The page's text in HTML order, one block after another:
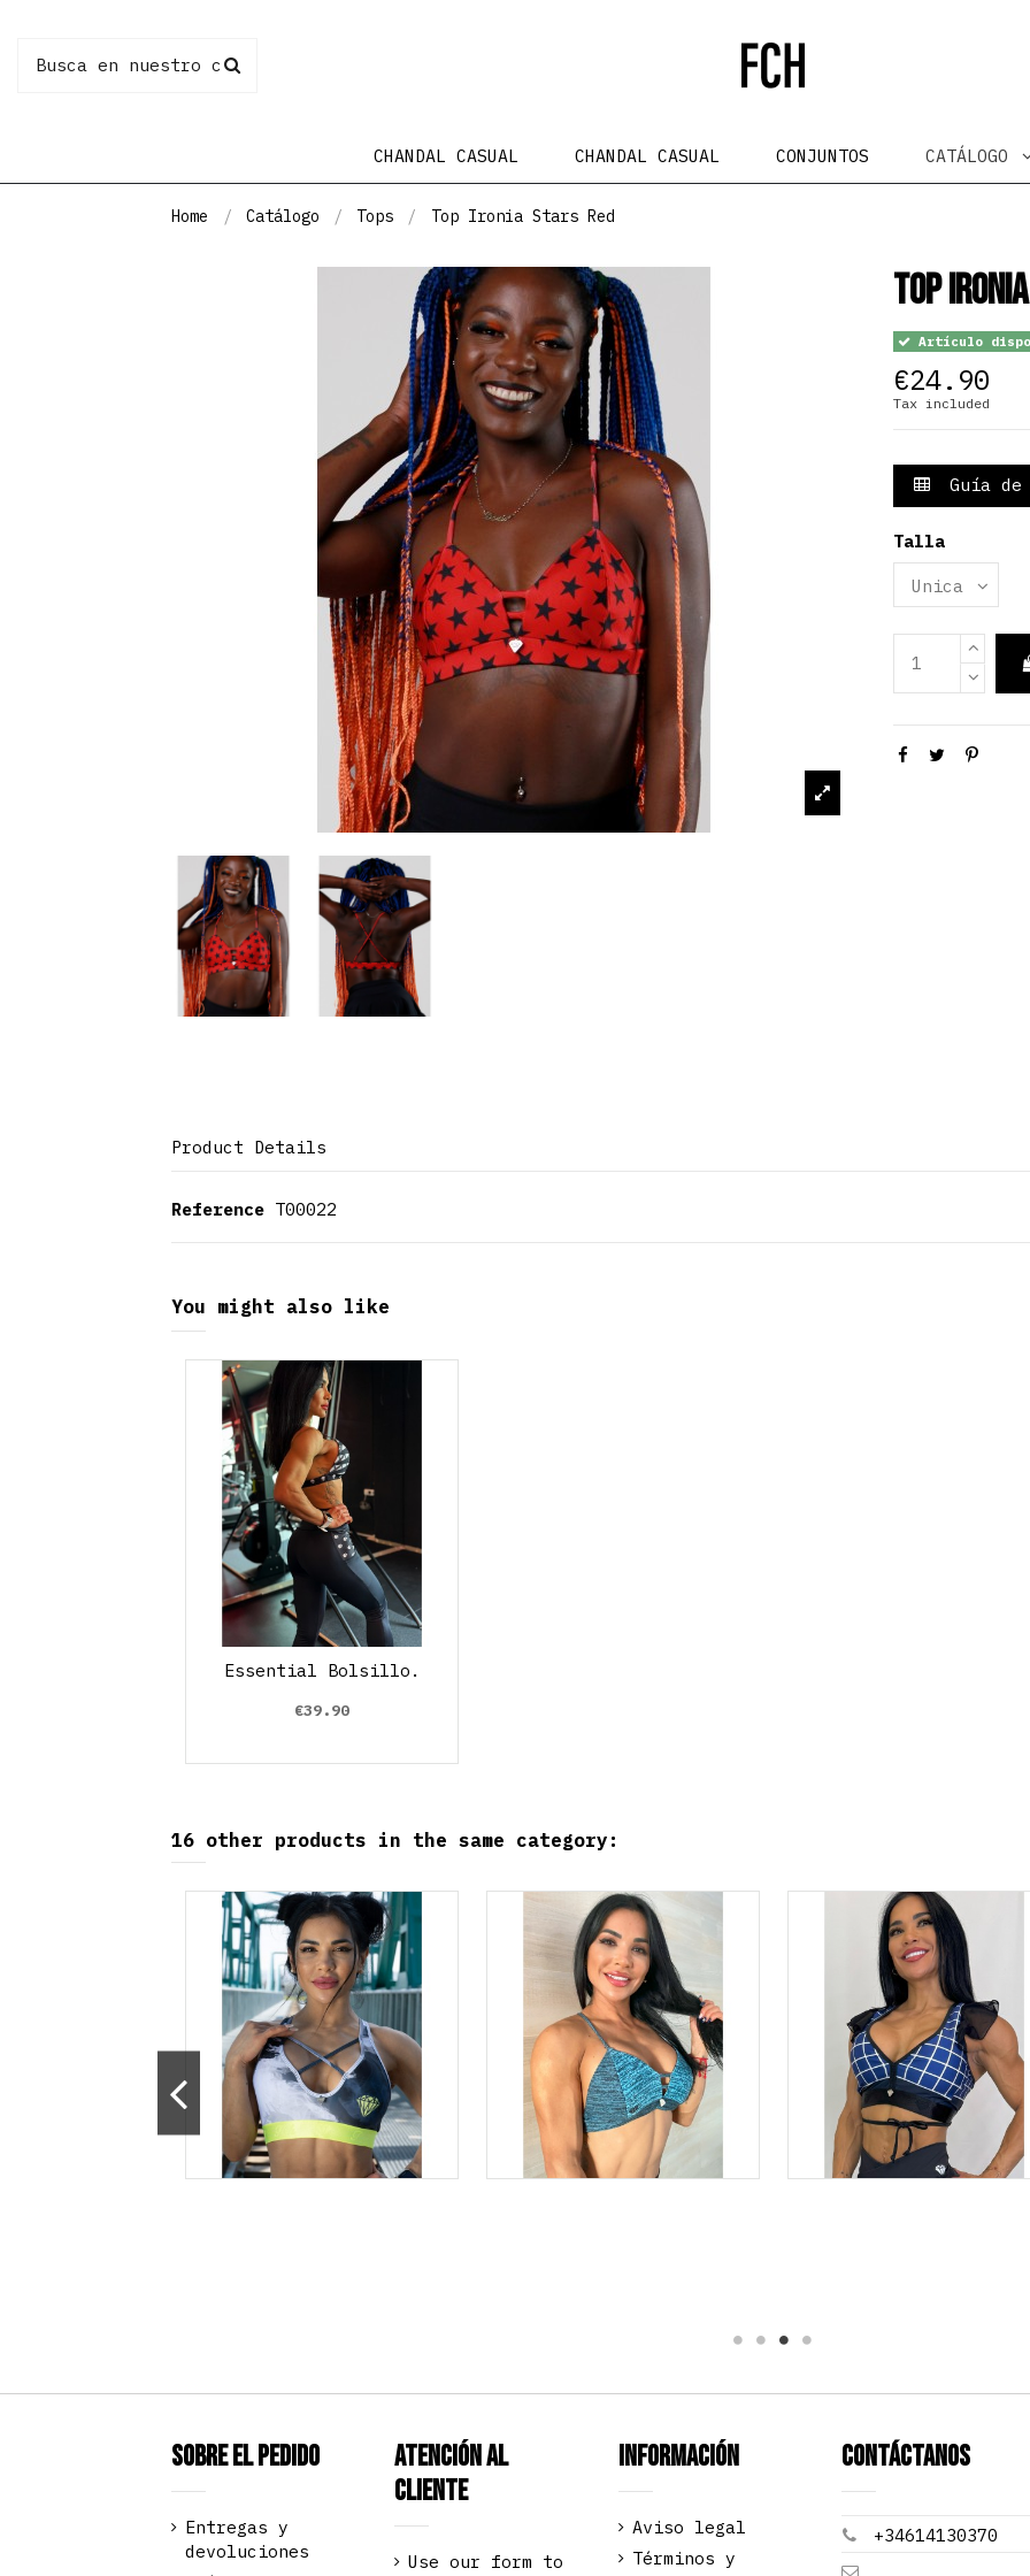
CHANDAL CASUAL CHANDAL CASUAL CONJUNTOS CATÁLOGO
Home Catálogo Tops Top Ironia Stars Red
Top
Artículo
€24.90
Tax included
Guía
Talla
Product Details
Reference T00022
You might also like
Essential Bolsillo.
€39.90
16 other products in the same category:
Sobre el pedido
Entregas y
devoluciones
Atención al
Cliente
Use our form to
Información
Aviso legal
Términos y
Contáctanos
+34614130370